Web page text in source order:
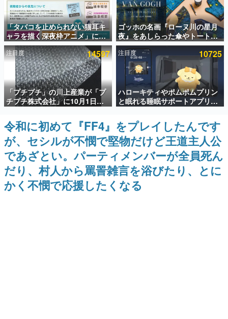
ゲームの企画書
名作ゲームクリエイターの方々に製作時のエピソードをお
聞きし、ヒットする企画（ゲーム）とは何か？を探ってい
きます。
赫本
この物語を解いてはいけない。『赫本』は、〈試験問題〉
の形をした短編ホラー小説集です。
新世代に訊く
これからのデジタルゲーム市場を担う若きクリエイター達
の姿を追い、彼らのルーツと情熱を探っていきます。
ゲーム世代の作家たち
ゲームに多大な影響を受けた作家さんに取材し、ゲームが
日本のコンテンツ産業やカルチャーに与えた影響を探る企
画です。
日本モバイルゲーム産業史
日本のモバイルゲーム史における主要なトピック・タイト
ルを網羅するほか、開発者へのインタビューや識者による
解説を掲載。約20年の歴史が一望できる決定版！
「タバコを止められない猫耳キ
ャラを描く深夜枠アニメ」に視
聴者の一部から批判意見。違法
薬物の使用と思しき描写も含め
て、BPOが議論を交わす
ゴッホの名画『ローヌ川の星月
夜』をあしらった傘やトートバ
ッグなどが登場。8月7日21時よ
り2日間限定で予約販売
注目度 14597
「プチプチ」の川上産業が「プ
チプチ株式会社」に10月1日よ
り社名変更へ。創業58年で初め
ての変更で、“プチッ”と鳴るお
なじみの緩衝材が会社の名前に
注目度 10725
ハローキティやポムポムプリン
と眠れる睡眠サポートアプリ
『ゆめたび』が配信中。キャラ
ごとのASMRや目覚ましアラー
ムも搭載
令和に初めて『FF4』をプレイしたんです
が、セシルが不憫で堅物だけど王道主人公
であざとい。パーティメンバーが全員死ん
だり、村人から罵詈雑言を浴びたり、とに
かく不憫で応援したくなる